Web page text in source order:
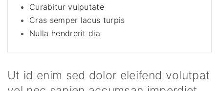
Curabitur vulputate
Cras semper lacus turpis
Nulla hendrerit dia
Ut id enim sed dolor eleifend volutpat